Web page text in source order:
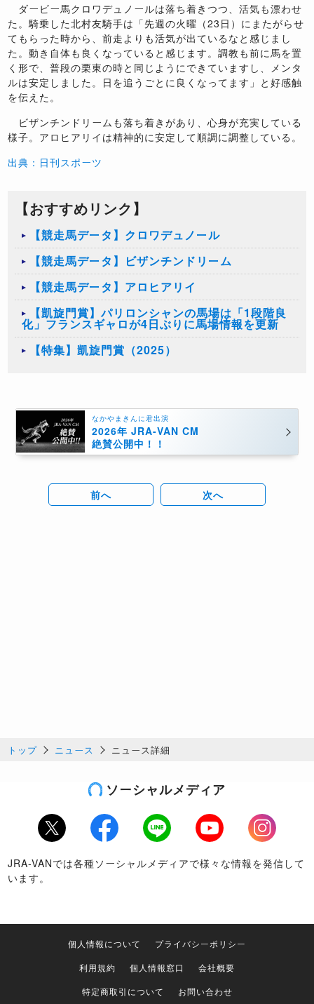
ダービー馬クロワデュノールは落ち着きつつ、活気も漂わせ
た。騎乗した北村友騎手は「先週の火曜（23日）にまたがらせ
てもらった時から、前走よりも活気が出ているなと感じまし
た。動き自体も良くなっていると感じます。調教も前に馬を置
く形で、普段の栗東の時と同じようにできていますし、メンタ
ルは安定しました。日を追うごとに良くなってます」と好感触
を伝えた。
ビザンチンドリームも落ち着きがあり、心身が充実している
様子。アロヒアリイは精神的に安定して順調に調整している。
出典：日刊スポーツ
【おすすめリンク】
【競走馬データ】クロワデュノール
【競走馬データ】ビザンチンドリーム
【競走馬データ】アロヒアリイ
【凱旋門賞】パリロンシャンの馬場は「1段階良
化」フランスギャロが4日ぶりに馬場情報を更新
【特集】凱旋門賞（2025）
なかやまきんに君出演
2026年 JRA-VAN CM
絶賛公開中！！
前へ 次へ
トップ ニュース ニュース詳細
ソーシャルメディア
Twitter Facebook LINE Youtube
Instagram
JRA-VANでは各種ソーシャルメディアで様々な情報を発信して
います。
個人情報について
プライバシーポリシー
利用規約
個人情報窓口
会社概要
特定商取引について
お問い合わせ